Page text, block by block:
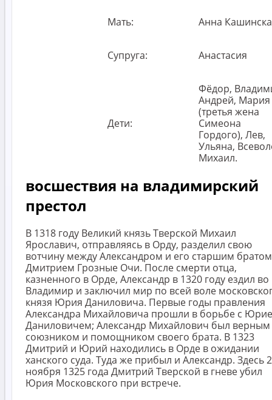
Мать: Анна
Супруга: Анастасия
Дети:
Фёдор,
Андрей, Мария
(третья жена
Симеона
Гордого), Лев,
Ульяна,
Михаил.
восшествия на владимирский
престол
В 1318 году Великий князь Тверской Михаил
Ярославич, отправляясь в Орду, разделил свою
вотчину между Александром и его старшим
Дмитрием Грозные Очи. После смерти отца,
казненного в Орде, Александр в 1320 году ездил во
Владимир и заключил мир по всей воле
князя Юрия Даниловича. Первые годы правления
Александра Михайловича прошли в борьбе с
Даниловичем; Александр Михайлович был верным
союзником и помощником своего брата. В 1323
Дмитрий и Юрий находились в Орде в ожидании
ханского суда. Туда же прибыл и Александр. Здесь
ноября 1325 года Дмитрий Тверской в гневе убил
Юрия Московского при встрече.